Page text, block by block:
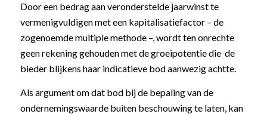
Door een bedrag aan veronderstelde jaarwinst te
vermenigvuldigen met een kapitalisatiefactor – de
zogenoemde multiple methode –, wordt ten onrechte
geen rekening gehouden met de groeipotentie die de
bieder blijkens haar indicatieve bod aanwezig achtte.
Als argument om dat bod bij de bepaling van de
ondernemingswaarde buiten beschouwing te laten, kan